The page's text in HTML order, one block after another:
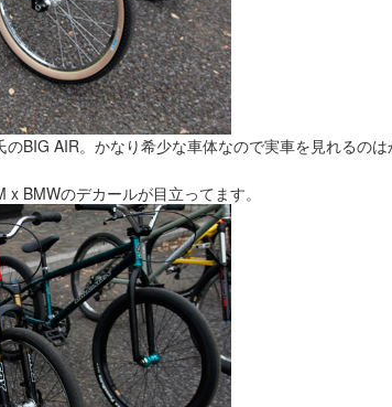
BIG AIR。かなり希少な車体なので実車を見れるのは
BMWのデカールが目立ってます。